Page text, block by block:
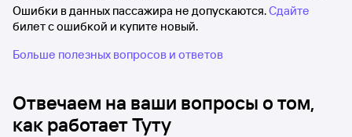
Ошибки в данных пассажира не допускаются.Сдайте
билет с ошибкой и купите новый.
Больше полезных вопросов и ответов
Отвечаем на ваши вопросы о том,
как работает Туту